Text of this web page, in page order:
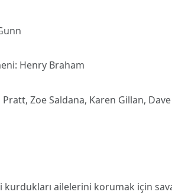
Henry Braham
Zoe Saldana, Karen Gillan,
kurdukları ailelerini korumak için